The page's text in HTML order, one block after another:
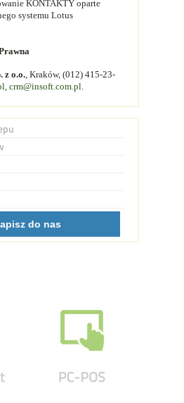
KONTAKTY oparte
systemu Lotus
z o.o., Kraków, (012) 415-23-
, crm@insoft.com.pl.
do nas